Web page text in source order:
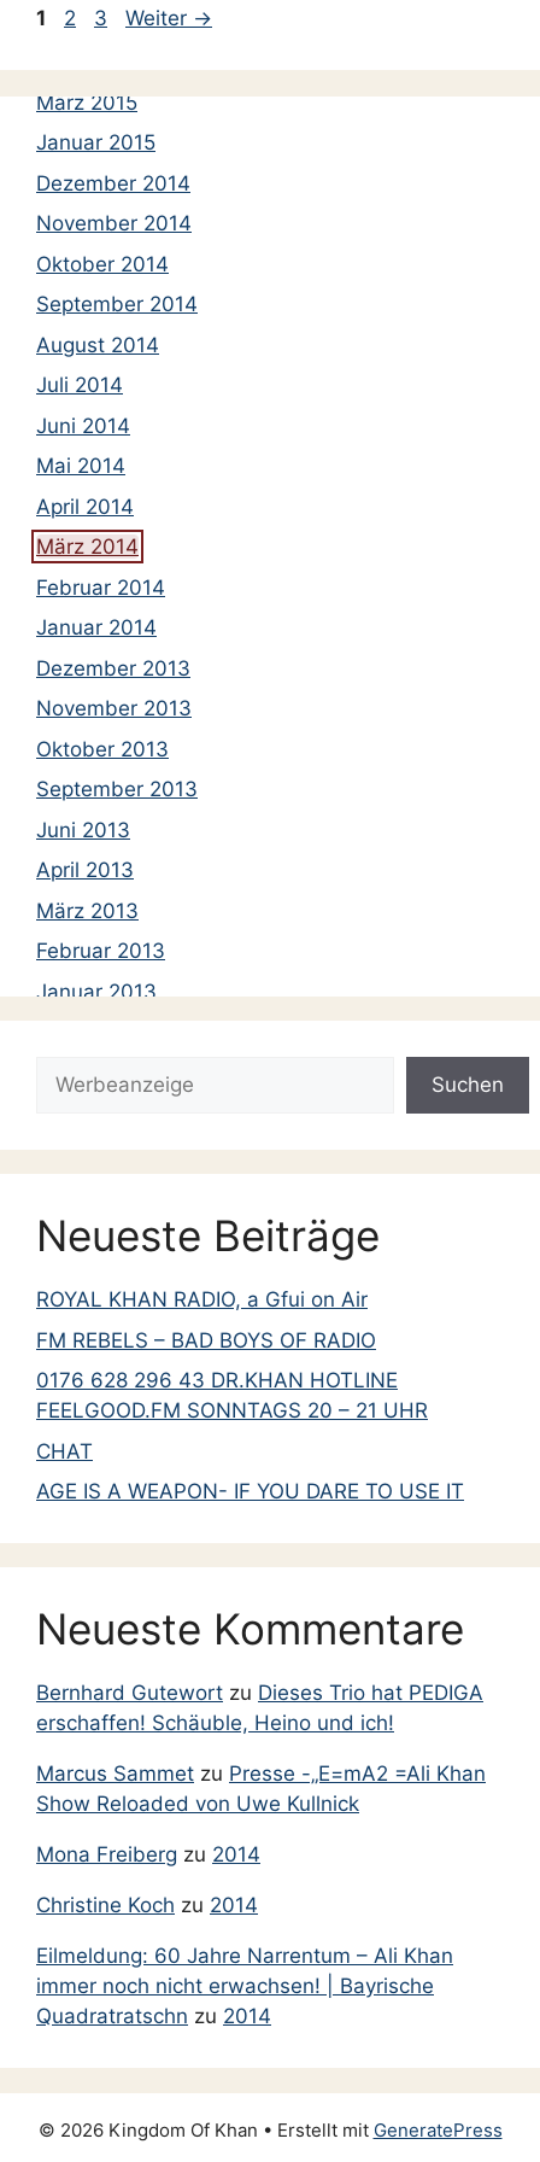
Seite
1 Seite
2 Seite
3 Weiter →
Mai 2015
März 2015
Januar 2015
Dezember 2014
November 2014
Oktober 2014
September 2014
August 2014
Juli 2014
Juni 2014
Mai 2014
April 2014
März 2014
Februar 2014
Januar 2014
Dezember 2013
November 2013
Oktober 2013
September 2013
Juni 2013
April 2013
März 2013
Februar 2013
Januar 2013
November 2012
August 2012
Mai 2012
März 2012
Februar 2012
Januar 2012
Januar 2011
Juni 2010
Mai 2010
Februar 2010
Januar 2010
November 2009
April 2009
März 2009
Februar 2009
Mai 2008
Suchen
Suchen
Neueste Beiträge
ROYAL KHAN RADIO, a Gfui on Air
FM REBELS – BAD BOYS OF RADIO
0176 628 296 43 DR.KHAN HOTLINE
FEELGOOD.FM SONNTAGS 20 – 21 UHR
CHAT
AGE IS A WEAPON- IF YOU DARE TO USE IT
Neueste Kommentare
Bernhard Gutewort zu Dieses Trio hat PEDIGA
erschaffen! Schäuble, Heino und ich!
Marcus Sammet zu Presse -„E=mA2 =Ali Khan
Show Reloaded von Uwe Kullnick
Mona Freiberg zu 2014
Christine Koch zu 2014
Eilmeldung: 60 Jahre Narrentum – Ali Khan
immer noch nicht erwachsen! | Bayrische
Quadratratschn zu 2014
© 2026 Kingdom Of Khan • Erstellt mit GeneratePress